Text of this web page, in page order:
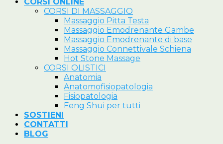
CORSI DI MASSAGGIO
Massaggio Pitta Testa
Massaggio Emodrenante Gambe
Massaggio Emodrenante di base
Massaggio Connettivale Schiena
Hot Stone Massage
CORSI OLISTICI
Anatomia
Anatomofisiopatologia
Fisiopatologia
Feng Shui per tutti
SOSTIENI
CONTATTI
BLOG